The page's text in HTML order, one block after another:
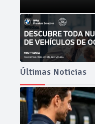
Últimas Noticias